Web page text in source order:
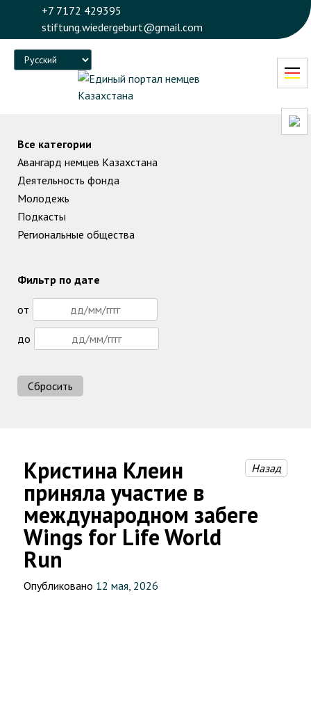
+7 7172 429395
stiftung.wiedergeburt@gmail.com
Language
Кристина Клеин
приняла участие в
международном забеге
Wings for Life World
Run
Назад
Опубликовано 12 мая, 2026
Все категории
Авангард немцев Казахстана
Деятельность фонда
Молодежь
Подкасты
Региональные общества
Фильтр по дате
от
до
Сбросить